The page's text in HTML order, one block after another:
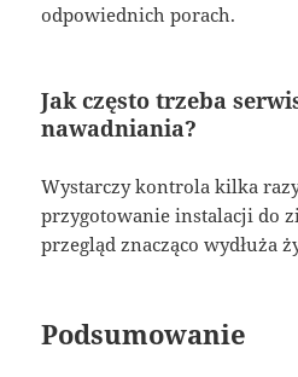
odpowiednich porach.
Jak często trzeba
nawadniania?
Wystarczy kontrola kilka
przygotowanie instalacji do
przegląd znacząco wydłuża
Podsumowanie